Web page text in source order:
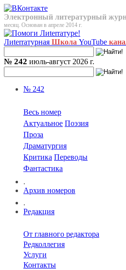
Электронный литературный
месяц. Основан в апреле 2014 г.
Лиterraтурная Школа YouTube
№ 242 июль-август 2026 г.
№ 242
Весь номер
Актуальное Поэзия
Проза
Драматургия
Критика Переводы
Фантастика
.
Архив номеров
.
Редакция
От главного редактора
Редколлегия
Услуги
Контакты